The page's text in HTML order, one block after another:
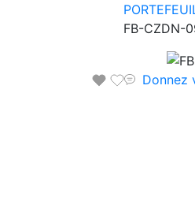
FB-CZDN-
Donnez